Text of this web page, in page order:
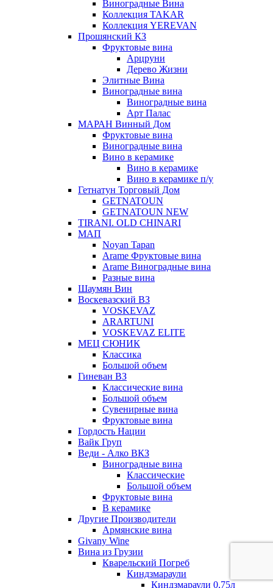
Виноградные Вина
Коллекция TAKAR
Коллекция YEREVAN
Прошянский КЗ
Фруктовые вина
Арцруни
Дерево Жизни
Элитные Вина
Виноградные вина
Виноградные вина
Арт Палас
МАРАН Винный Дом
Фруктовые вина
Виноградные вина
Вино в керамике
Вино в керамике
Вино в керамике п/у
Гетнатун Торговый Дом
GETNATOUN
GETNATOUN NEW
TIRANI. OLD CHINARI
МАП
Noyan Tapan
Arame Фруктовые вина
Arame Виноградные вина
Разные вина
Шаумян Вин
Воскевазский ВЗ
VOSKEVAZ
ARARTUNI
VOSKEVAZ ELITE
МЕЦ СЮНИК
Классика
Большой объем
Гиневан ВЗ
Классические вина
Большой объем
Сувенирные вина
Фруктовые вина
Гордость Нации
Вайк Груп
Веди - Алко ВКЗ
Виноградные вина
Классические
Большой объем
Фруктовые вина
В керамике
Другие Производители
Армянские вина
Givany Wine
Вина из Грузии
Кварельский Погреб
Киндзмараули
Киндзмараули 0,75л